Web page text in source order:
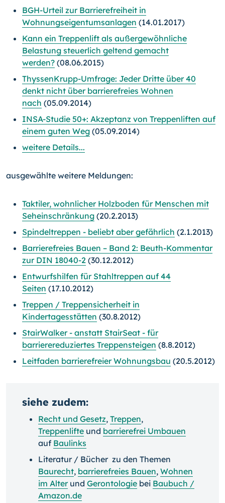
BGH-Urteil zur Barrierefreiheit in
Wohnungseigentumsanlagen (14.01.2017)
Kann ein Treppenlift als außergewöhnliche
Belastung steuerlich geltend gemacht
werden? (08.06.2015)
ThyssenKrupp-Umfrage: Jeder Dritte über 40
denkt nicht über barrierefreies Wohnen
nach (05.09.2014)
INSA-Studie 50+: Akzeptanz von Treppenliften auf
einem guten Weg (05.09.2014)
weitere Details...
ausgewählte weitere Meldungen:
Taktiler, wohnlicher Holzboden für Menschen mit
Seheinschränkung (20.2.2013)
Spindeltreppen - beliebt aber gefährlich (2.1.2013)
Barrierefreies Bauen – Band 2: Beuth-Kommentar
zur DIN 18040-2 (30.12.2012)
Entwurfshilfen für Stahltreppen auf 44
Seiten (17.10.2012)
Treppen / Treppensicherheit in
Kindertagesstätten (30.8.2012)
StairWalker - anstatt StairSeat - für
barrierereduziertes Treppensteigen (8.8.2012)
Leitfaden barrierefreier Wohnungsbau (20.5.2012)
siehe zudem:
Recht und Gesetz, Treppen,
Treppenlifte und barrierefrei Umbauen
auf Baulinks
Literatur / Bücher zu den Themen
Baurecht, barrierefreies Bauen, Wohnen
im Alterund Gerontologie bei Baubuch /
Amazon.de